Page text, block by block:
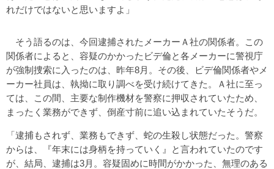
れだけではないと思いますよ」
そう語るのは、今回逮捕されたメーカーＡ社の関係者。この
関係者によると、容疑のかかったビデ倫と各メーカーに警視庁
が強制捜索に入ったのは、昨年8月。その後、ビデ倫関係者やメ
ーカー社員は、執拗に取り調べを受け続けてきた。Ａ社に至っ
ては、この間、主要な制作機材を警察に押収されていたため、
まったく業務ができず、倒産寸前に追い込まれていたそうだ。
「逮捕もされず、業務もできず、蛇の生殺し状態だった。警察
からは、『年末には身柄を持っていく』と言われていたのです
が、結局、逮捕は3月。容疑固めに時間がかかった、無理のある